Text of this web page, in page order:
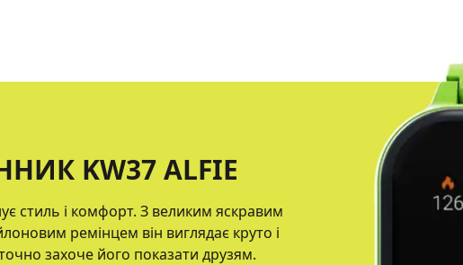
KW37 ALFIE
стиль і комфорт. З великим яскравим
ремінцем він виглядає круто і
захоче його показати друзям.